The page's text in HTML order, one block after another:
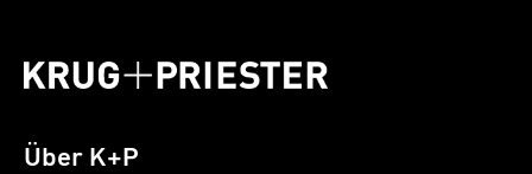
Über K+P